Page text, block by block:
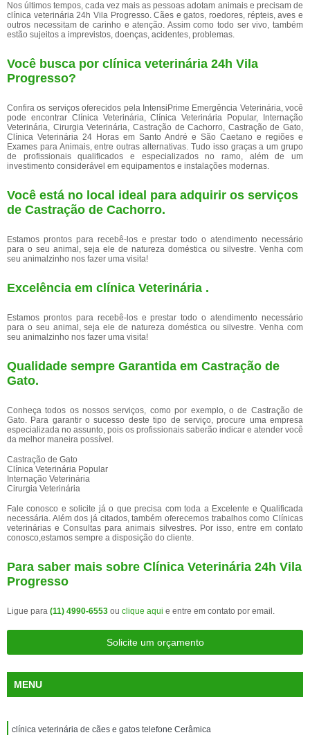
Nos últimos tempos, cada vez mais as pessoas adotam animais e precisam de
clínica veterinária 24h Vila Progresso. Cães e gatos, roedores, répteis, aves e
outros necessitam de carinho e atenção. Assim como todo ser vivo, também
estão sujeitos a imprevistos, doenças, acidentes, problemas.
Você busca por clínica veterinária 24h Vila
Progresso?
Confira os serviços oferecidos pela IntensiPrime Emergência Veterinária, você
pode encontrar Clínica Veterinária, Clínica Veterinária Popular, Internação
Veterinária, Cirurgia Veterinária, Castração de Cachorro, Castração de Gato,
Clínica Veterinária 24 Horas em Santo André e São Caetano e regiões e
Exames para Animais, entre outras alternativas. Tudo isso graças a um grupo
de profissionais qualificados e especializados no ramo, além de um
investimento considerável em equipamentos e instalações modernas.
Você está no local ideal para adquirir os serviços
de Castração de Cachorro.
Estamos prontos para recebê-los e prestar todo o atendimento necessário
para o seu animal, seja ele de natureza doméstica ou silvestre. Venha com
seu animalzinho nos fazer uma visita!
Excelência em clínica Veterinária .
Estamos prontos para recebê-los e prestar todo o atendimento necessário
para o seu animal, seja ele de natureza doméstica ou silvestre. Venha com
seu animalzinho nos fazer uma visita!
Qualidade sempre Garantida em Castração de
Gato.
Conheça todos os nossos serviços, como por exemplo, o de Castração de
Gato. Para garantir o sucesso deste tipo de serviço, procure uma empresa
especializada no assunto, pois os profissionais saberão indicar e atender você
da melhor maneira possível.
Castração de Gato
Clínica Veterinária Popular
Internação Veterinária
Cirurgia Veterinária
Fale conosco e solicite já o que precisa com toda a Excelente e Qualificada
necessária. Além dos já citados, também oferecemos trabalhos como Clínicas
veterinárias e Consultas para animais silvestres. Por isso, entre em contato
conosco,estamos sempre a disposição do cliente.
Para saber mais sobre Clínica Veterinária 24h Vila
Progresso
Ligue para (11) 4990-6553 ou clique aqui e entre em contato por email.
Solicite um orçamento
MENU
clínica veterinária de cães e gatos telefone Cerâmica